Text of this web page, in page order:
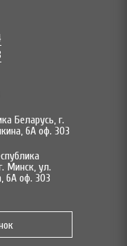
Беларусь, г.
6А оф. 303
Минск, ул.
6А оф. 303